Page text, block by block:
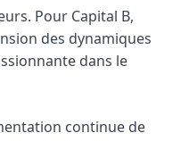
Pour Capital B,
des dynamiques
dans le
continue de